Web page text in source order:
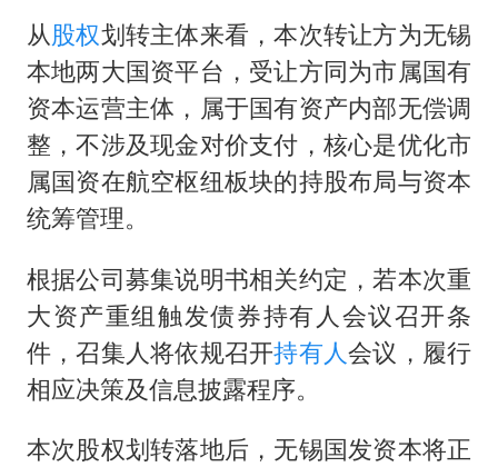
从股权划转主体来看，本次转让方为无锡
本地两大国资平台，受让方同为市属国有
资本运营主体，属于国有资产内部无偿调
整，不涉及现金对价支付，核心是优化市
属国资在航空枢纽板块的持股布局与资本
统筹管理。
根据公司募集说明书相关约定，若本次重
大资产重组触发债券持有人会议召开条
件，召集人将依规召开持有人会议，履行
相应决策及信息披露程序。
本次股权划转落地后，无锡国发资本将正